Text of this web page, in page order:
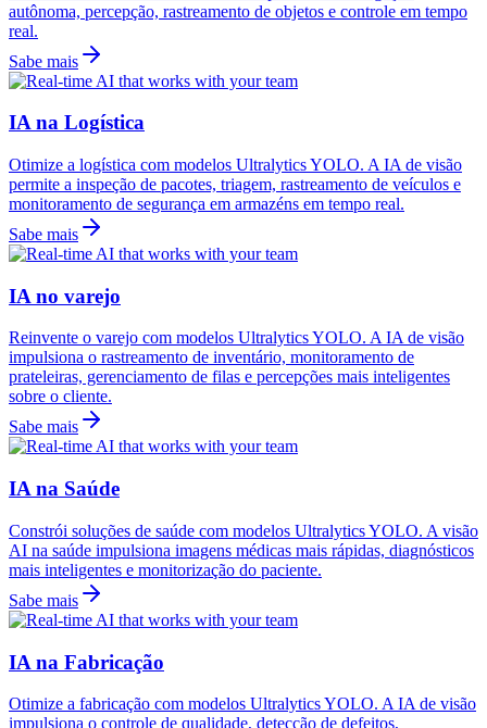
autônoma, percepção, rastreamento de objetos e controle em tempo
real.
Sabe mais
IA na Logística
Otimize a logística com modelos Ultralytics YOLO. A IA de visão
permite a inspeção de pacotes, triagem, rastreamento de veículos e
monitoramento de segurança em armazéns em tempo real.
Sabe mais
IA no varejo
Reinvente o varejo com modelos Ultralytics YOLO. A IA de visão
impulsiona o rastreamento de inventário, monitoramento de
prateleiras, gerenciamento de filas e percepções mais inteligentes
sobre o cliente.
Sabe mais
IA na Saúde
Constrói soluções de saúde com modelos Ultralytics YOLO. A visão
AI na saúde impulsiona imagens médicas mais rápidas, diagnósticos
mais inteligentes e monitorização do paciente.
Sabe mais
IA na Fabricação
Otimize a fabricação com modelos Ultralytics YOLO. A IA de visão
impulsiona o controle de qualidade, detecção de defeitos,